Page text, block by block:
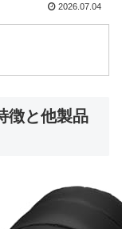
2026.07.04
徴と他製品